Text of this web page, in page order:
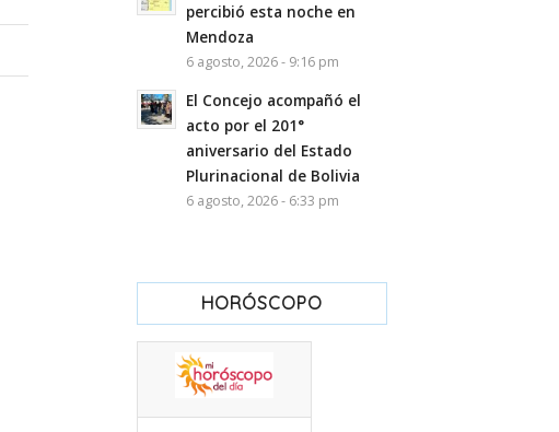
percibió esta noche en
Mendoza
6 agosto, 2026 - 9:16 pm
El Concejo acompañó el
acto por el 201°
aniversario del Estado
Plurinacional de Bolivia
6 agosto, 2026 - 6:33 pm
HORÓSCOPO